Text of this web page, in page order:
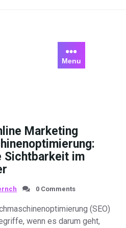
Menu
Marketing
Sichtbarkeit im
0 Comments
(SEO)
wenn es darum geht,